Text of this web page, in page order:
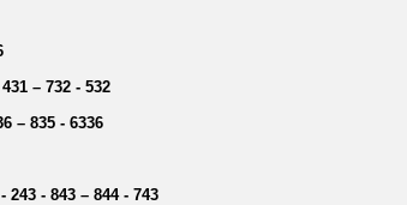
– 732 - 532
– 835 - 6336
243 - 843 – 844 - 743